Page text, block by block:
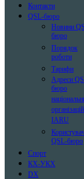
Контакти
QSL-бюро
Новини
бюро
Порядок
роботи
Тарифи
Адреси
бюро
організацій
IARU
QSL-бюро
Спорт
КХ-УКХ
DX